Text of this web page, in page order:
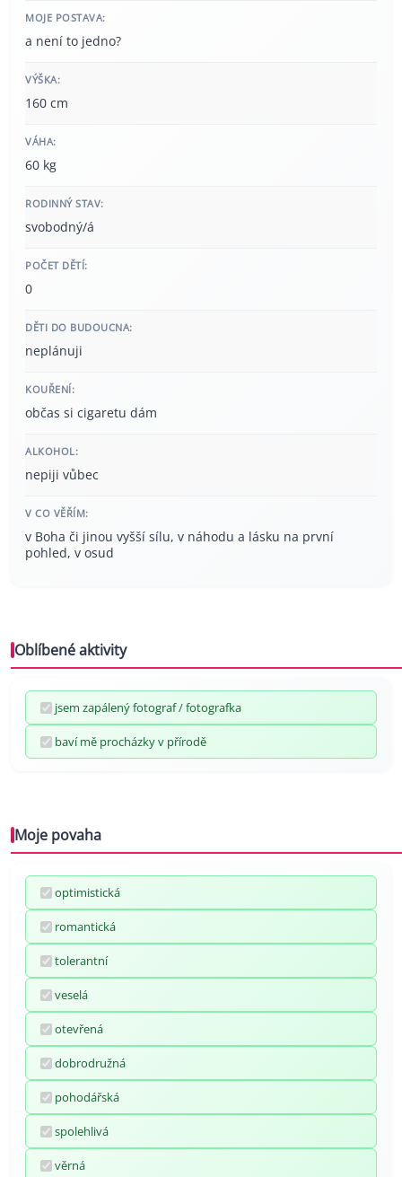
MOJE POSTAVA:
a není to jedno?
VÝŠKA:
160 cm
VÁHA:
60 kg
RODINNÝ STAV:
svobodný/á
POČET DĚTÍ:
0
DĚTI DO BUDOUCNA:
neplánuji
KOUŘENÍ:
občas si cigaretu dám
ALKOHOL:
nepiji vůbec
V CO VĚŘÍM:
v Boha či jinou vyšší sílu, v náhodu a lásku na první
pohled, v osud
Oblíbené aktivity
jsem zapálený fotograf / fotografka
baví mě procházky v přírodě
Moje povaha
optimistická
romantická
tolerantní
veselá
otevřená
dobrodružná
pohodářská
spolehlivá
věrná